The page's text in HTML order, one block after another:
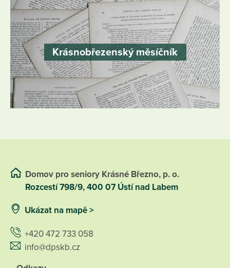
Krásnobřezenský měsíčník
Domov pro seniory Krásné Březno, p. o.
Rozcestí 798/9, 400 07 Ústí nad Labem
Ukázat na mapě >
+420 472 733 058
info@dpskb.cz